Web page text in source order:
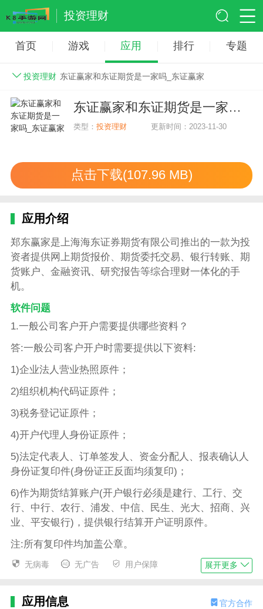
投资理财
首页 游戏 应用 排行 专题
投资理财 东证赢家和东证期货是一家吗_东证赢家
东证赢家和东证期货是一家吗_东证赢家
类型：投资理财 更新时间：2023-11-30
点击下载(107.96 MB)
应用介绍
郑东赢家是上海海东证券期货有限公司推出的一款为投
资者提供网上期货报价、期货委托交易、银行转账、期
货账户、金融资讯、研究报告等综合理财一体化的手
机。
软件问题
1.一般公司客户开户需要提供哪些资料？
答:一般公司客户开户时需要提供以下资料:
1)企业法人营业热照原件；
2)组织机构代码证原件；
3)税务登记证原件；
4)开户代理人身份证原件；
5)法定代表人、订单签发人、资金分配人、报表确认人
身份证复印件(身份证正反面均须复印)；
6)作为期货结算账户(开户银行必须是建行、工行、交
行、中行、农行、浦发、中信、民生、光大、招商、兴
业、平安银行)，提供银行结算开户证明原件。
注:所有复印件均加盖公章。
2.自然人开户需要提供哪些资料？
手续，并提供以下资料:
无病毒 无广告 用户保障 展开更多
应用信息 官方合作